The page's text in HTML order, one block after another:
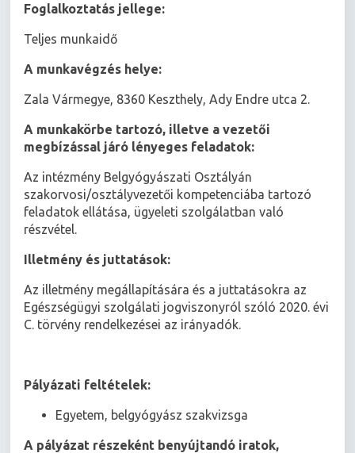
Foglalkoztatás jellege:
Teljes munkaidő
A munkavégzés helye:
Zala Vármegye, 8360 Keszthely, Ady Endre utca 2.
A munkakörbe tartozó, illetve a vezetői
megbízással járó lényeges feladatok:
Az intézmény Belgyógyászati Osztályán
szakorvosi/osztályvezetői kompetenciába tartozó
feladatok ellátása, ügyeleti szolgálatban való
részvétel.
Illetmény és juttatások:
Az illetmény megállapítására és a juttatásokra az
Egészségügyi szolgálati jogviszonyról szóló 2020. évi
C. törvény rendelkezései az irányadók.
Pályázati feltételek:
Egyetem, belgyógyász szakvizsga
A pályázat részeként benyújtandó iratok,